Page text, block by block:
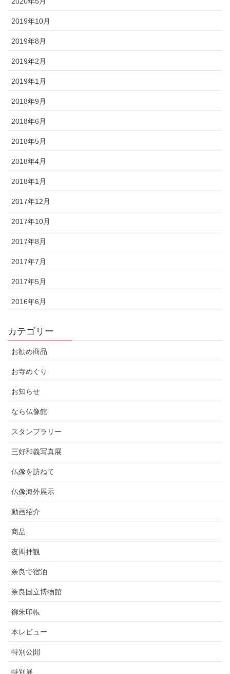
2019年10月
2019年8月
2019年2月
2019年1月
2018年9月
2018年6月
2018年5月
2018年4月
2018年1月
2017年12月
2017年10月
2017年8月
2017年7月
2017年5月
2016年6月
カテゴリー
お勧め商品
お寺めぐり
お知らせ
なら仏像館
スタンプラリー
三好和義写真展
仏像を訪ねて
仏像海外展示
動画紹介
商品
夜間拝観
奈良で宿泊
奈良国立博物館
御朱印帳
本レビュー
特別公開
特別展